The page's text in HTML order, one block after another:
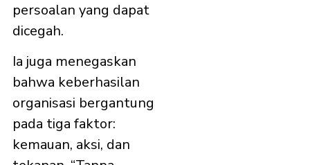
persoalan yang dapat
dicegah.
Ia juga menegaskan
bahwa keberhasilan
organisasi bergantung
pada tiga faktor:
kemauan, aksi, dan